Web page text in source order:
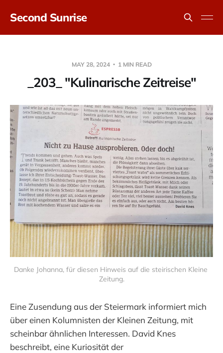
Second Sunrise
MAY 28, 2024 1 MIN READ
_203_ "Kulinarische Zeitreise"
Danke Johanna, für diesen Hinweis auf die steirischen Kleine
Zeitung.
Eine Zusendung aus der Steiermark informiert mich
über einen Kolumnisten der Kleinen Zeitung, mit
scheinbar ähnlichen Interessen. David Knes
beschreibt, eine Kuriosität der